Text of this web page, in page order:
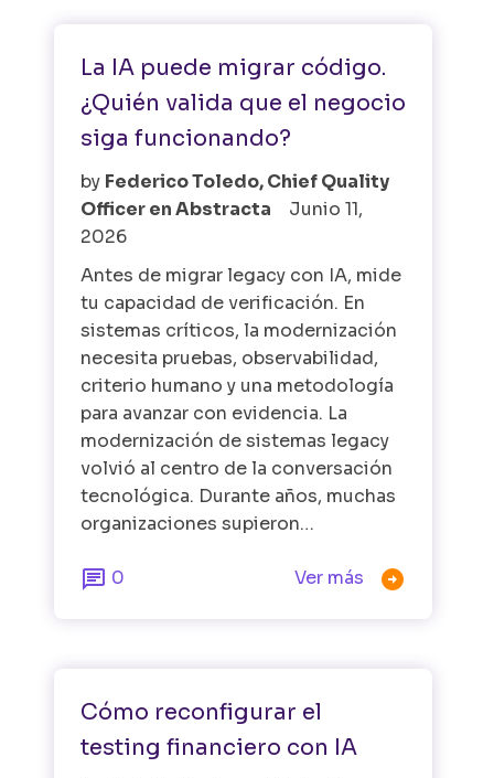
La IA puede migrar código.
¿Quién valida que el negocio
siga funcionando?
by Federico Toledo, Chief Quality
Officer en Abstracta
Junio 11,
2026
Antes de migrar legacy con IA, mide
tu capacidad de verificación. En
sistemas críticos, la modernización
necesita pruebas, observabilidad,
criterio humano y una metodología
para avanzar con evidencia. La
modernización de sistemas legacy
volvió al centro de la conversación
tecnológica. Durante años, muchas
organizaciones supieron…
 0 Ver más 
Cómo reconfigurar el
testing financiero con IA